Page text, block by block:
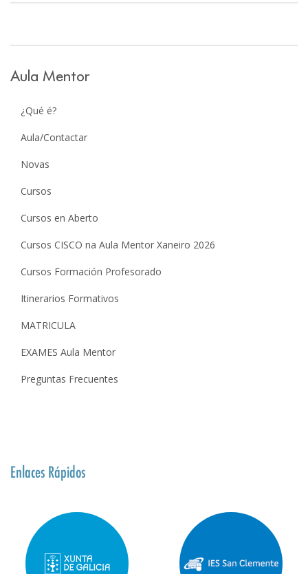
Aula Mentor
¿Qué é?
Aula/Contactar
Novas
Cursos
Cursos en Aberto
Cursos CISCO na Aula Mentor Xaneiro 2026
Cursos Formación Profesorado
Itinerarios Formativos
MATRICULA
EXAMES Aula Mentor
Preguntas Frecuentes
Enlaces Rápidos